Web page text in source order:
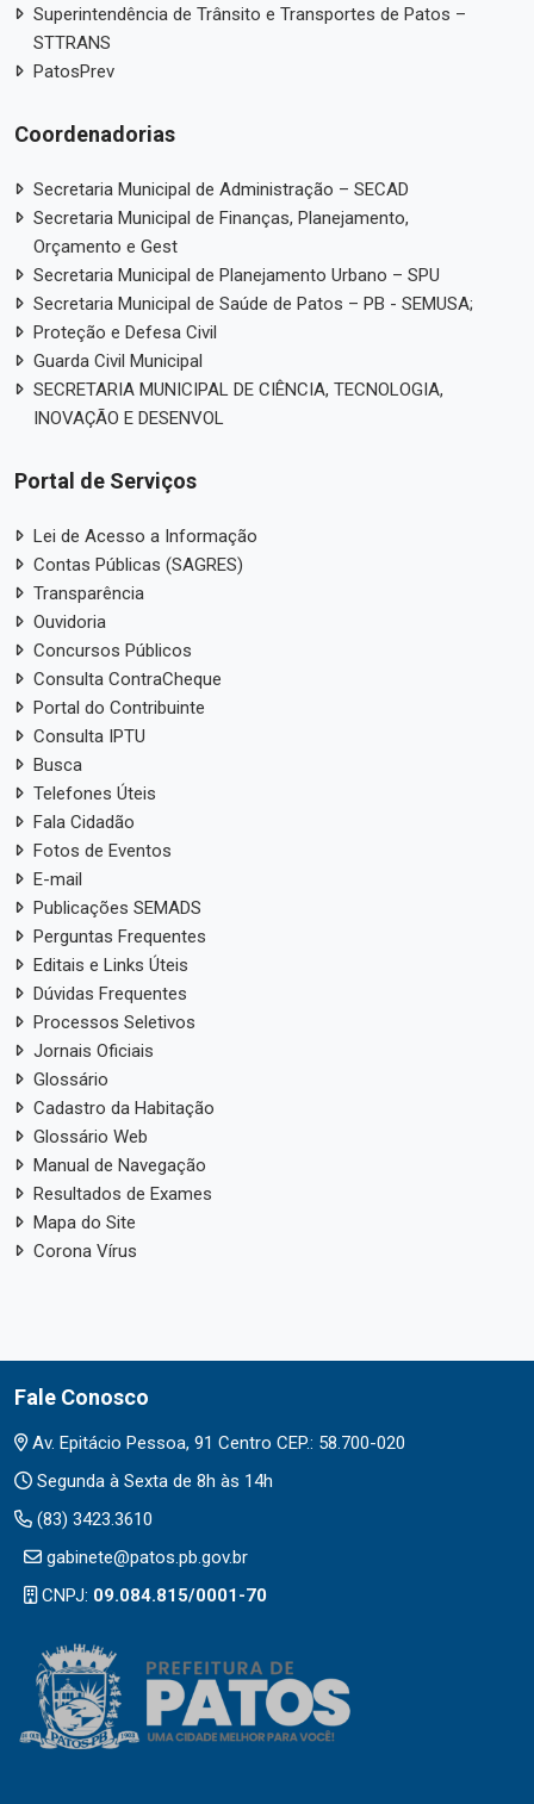
Superintendência de Trânsito e Transportes de Patos –
STTRANS
PatosPrev
Coordenadorias
Secretaria Municipal de Administração – SECAD
Secretaria Municipal de Finanças, Planejamento,
Orçamento e Gest
Secretaria Municipal de Planejamento Urbano – SPU
Secretaria Municipal de Saúde de Patos – PB - SEMUSA;
Proteção e Defesa Civil
Guarda Civil Municipal
SECRETARIA MUNICIPAL DE CIÊNCIA, TECNOLOGIA,
INOVAÇÃO E DESENVOL
Portal de Serviços
Lei de Acesso a Informação
Contas Públicas (SAGRES)
Transparência
Ouvidoria
Concursos Públicos
Consulta ContraCheque
Portal do Contribuinte
Consulta IPTU
Busca
Telefones Úteis
Fala Cidadão
Fotos de Eventos
E-mail
Publicações SEMADS
Perguntas Frequentes
Editais e Links Úteis
Dúvidas Frequentes
Processos Seletivos
Jornais Oficiais
Glossário
Cadastro da Habitação
Glossário Web
Manual de Navegação
Resultados de Exames
Mapa do Site
Corona Vírus
Fale Conosco
Av. Epitácio Pessoa, 91 Centro CEP.: 58.700-020
Segunda à Sexta de 8h às 14h
(83) 3423.3610
gabinete@patos.pb.gov.br
CNPJ: 09.084.815/0001-70